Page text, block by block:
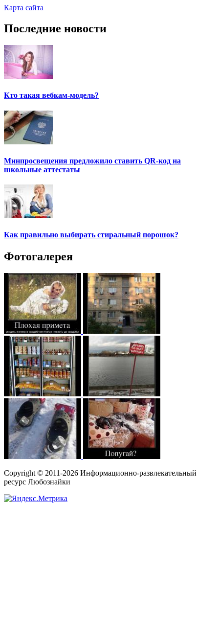
Карта сайта
Последние новости
Кто такая вебкам-модель?
Минпросвещения предложило ставить QR-код на
школьные аттестаты
Как правильно выбирать стиральный порошок?
Фотогалерея
Copyright © 2011-2026 Информационно-развлекательный
ресурс Любознайки